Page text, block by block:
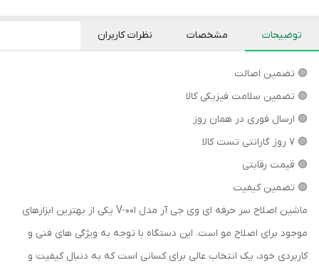
توضیحات مشخصات نظرات کاربران
🟢 تضمین اصالت
🟢 تضمین سلامت فیزیکی کالا
🟢 ارسال فوری در همان روز
🟢 7 روز گارانتی تست کالا
🟢 قیمت رقابتی
🟢 تضمین کیفیت
ماشین اصلاح سر حرفه ای وی جی آر مدل V-001 یکی از بهترین ابزارهای
موجود برای اصلاح مو است. این دستگاه با توجه به ویژگی های فنی و
کاربردی خود، یک انتخاب عالی برای کسانی است که به دنبال کیفیت و